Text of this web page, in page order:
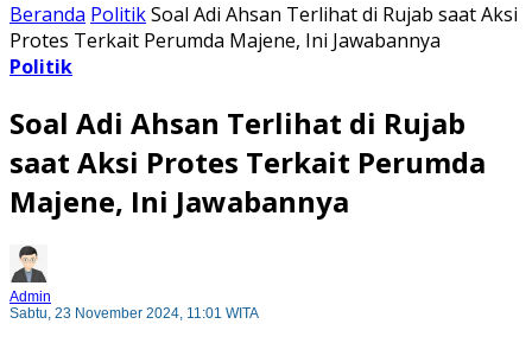
Beranda PolitikSoal Adi Ahsan Terlihat di Rujab saat Aksi
Protes Terkait Perumda Majene, Ini Jawabannya
Politik
Soal Adi Ahsan Terlihat di Rujab
saat Aksi Protes Terkait Perumda
Majene, Ini Jawabannya
Admin
Sabtu, 23 November 2024, 11:01 WITA